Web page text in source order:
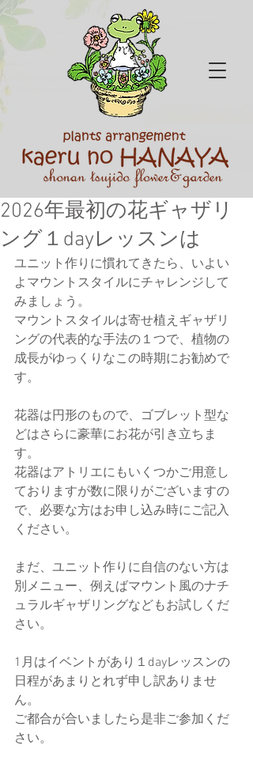
2026年最初の花ギャザリ
ング１dayレッスンは
ユニット作りに慣れてきたら、いよい
よマウントスタイルにチャレンジして
みましょう。
マウントスタイルは寄せ植えギャザリ
ングの代表的な手法の１つで、植物の
成長がゆっくりなこの時期にお勧めで
す。
花器は円形のもので、ゴブレット型な
どはさらに豪華にお花が引き立ちま
す。
花器はアトリエにもいくつかご用意し
ておりますが数に限りがございますの
で、必要な方はお申し込み時にご記入
ください。
まだ、ユニット作りに自信のない方は
別メニュー、例えばマウント風のナチ
ュラルギャザリングなどもお試しくだ
さい。
1月はイベントがあり１dayレッスンの
日程があまりとれず申し訳ありませ
ん。
ご都合が合いましたら是非ご参加くだ
さい。